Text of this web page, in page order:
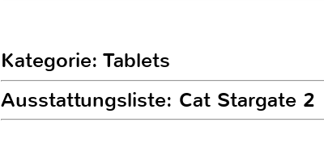
Kategorie: Tablets
Ausstattungsliste: Cat Stargate 2